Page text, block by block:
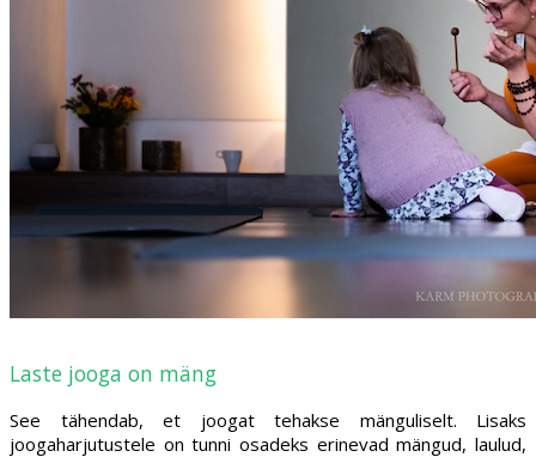
Laste jooga on mäng
See tähendab, et joogat tehakse mänguliselt. Lisaks
joogaharjutustele on tunni osadeks erinevad mängud, laulud,